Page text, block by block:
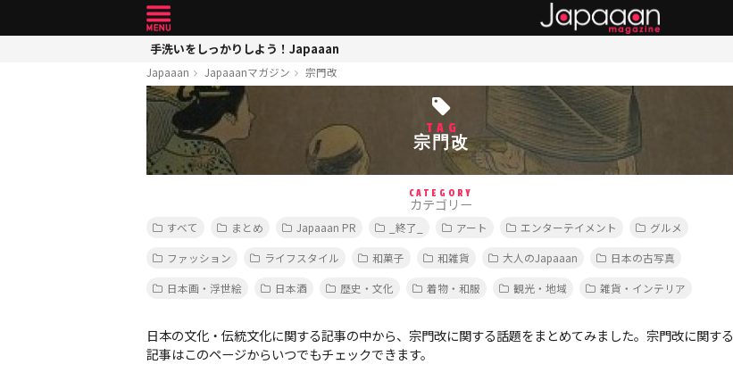
手洗いをしっかりしよう！Japaaan
Japaaan Japaaanマガジン 宗門改
TAG
宗門改
CATEGORY
カテゴリー
すべて まとめ Japaaan PR _終了_ アート エンターテイメント
グルメ
ファッション
ライフスタイル 和菓子 和雑貨 大人のJapaaan
日本の古写真
日本画・浮世絵
日本酒 歴史・文化 着物・和服 観光・地域 雑貨・インテリア
日本の文化・伝統文化に関する記事の中から、宗門改に関する話題をまとめてみました。宗門改に関する
記事はこのページからいつでもチェックできます。